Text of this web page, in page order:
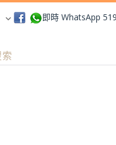
即時 WhatsApp